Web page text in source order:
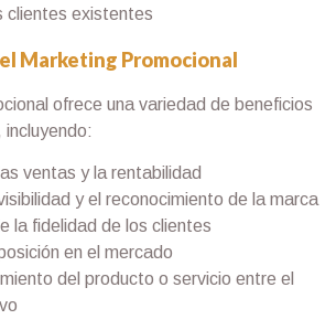
clientes existentes
Marketing Promocional
ofrece una variedad de beneficios
ventas y la rentabilidad
y el reconocimiento de la marca
la fidelidad de los clientes
en el mercado
del producto o servicio entre el